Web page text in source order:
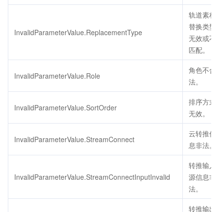
InvalidParameterValue.ReplacementType
轨道素材
替换类型
无效或不
匹配。
InvalidParameterValue.Role
角色不合
法。
InvalidParameterValue.SortOrder
排序方式
无效。
InvalidParameterValue.StreamConnect
云转推信
息非法。
InvalidParameterValue.StreamConnectInputInvalid
转推输入
源信息非
法。
转推输出